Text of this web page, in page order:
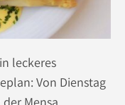
leckeres
Von Dienstag